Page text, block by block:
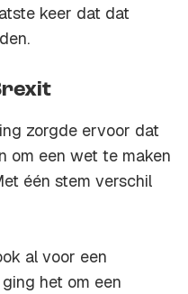
keer dat dat
zorgde ervoor dat
om een wet te maken
één stem verschil
al voor een
het om een